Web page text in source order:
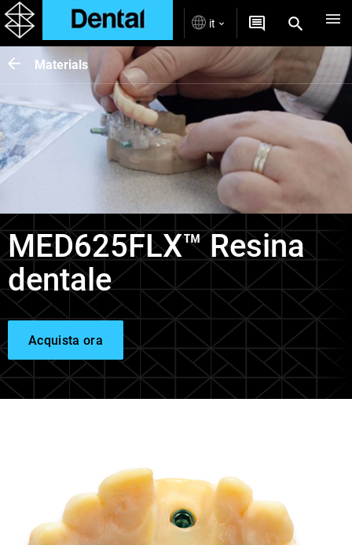
it
Materials
MED625FLX™ Resina
dentale
Acquista ora